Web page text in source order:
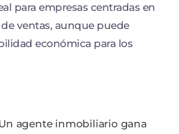
para empresas centradas en
ventas, aunque puede
económica para los
agente inmobiliario gana